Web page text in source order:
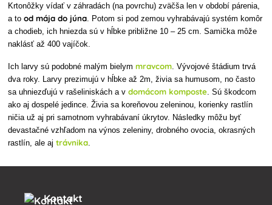
Krtonôžky vídať v záhradách (na povrchu) zväčša len v období párenia,
a tood mája do júna . Potom si pod zemou vyhrabávajú systém komôr
a chodieb, ich hniezda sú v hĺbke približne 10 – 25 cm. Samička môže
naklásť až 400 vajíčok.
Ich larvy sú podobné malým bielym mravcom . Vývojové štádium trvá
dva roky. Larvy prezimujú v hĺbke až 2m, živia sa humusom, no často
sa uhniezďujú v rašeliniskách a vdomácom komposte . Sú škodcom
ako aj dospelé jedince. Živia sa koreňovou zeleninou, korienky rastlín
ničia už aj pri samotnom vyhrabávaní úkrytov. Následky môžu byť
devastačné vzhľadom na výnos zeleniny, drobného ovocia, okrasných
rastlín, ale aj trávnika
Kontakt